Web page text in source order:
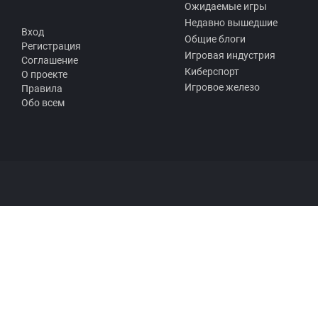
Вход
Регистрация
Соглашение
О проекте
Правила
Обо всем
Ожидаемые игры
Недавно вышедшие
Общие блоги
Игровая индустрия
Киберспорт
Игровое железо